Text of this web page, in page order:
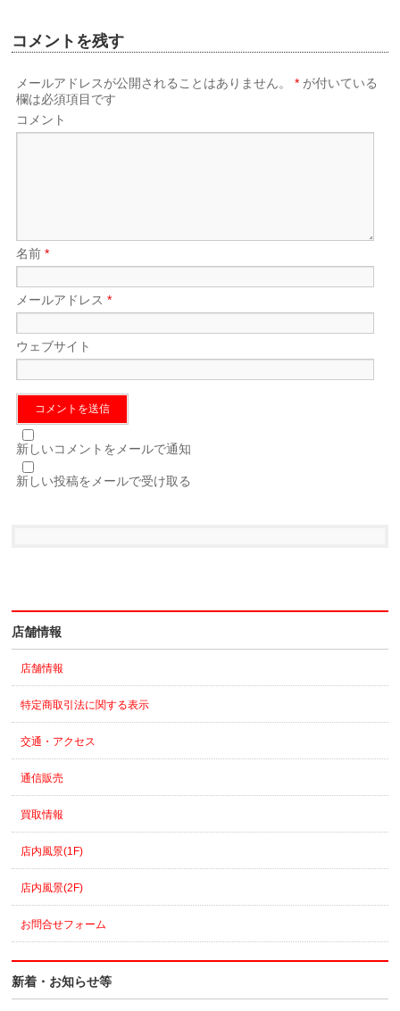
コメントを残す
メールアドレスが公開されることはありません。 * が付いている
欄は必須項目です
コメント
名前*
メールアドレス*
ウェブサイト
新しいコメントをメールで通知
新しい投稿をメールで受け取る
店舗情報
店舗情報
特定商取引法に関する表示
交通・アクセス
通信販売
買取情報
店内風景(1F)
店内風景(2F)
お問合せフォーム
新着・お知らせ等